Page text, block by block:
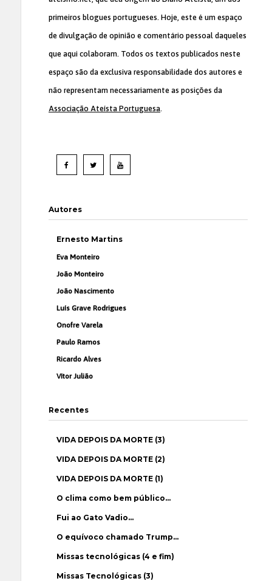
primeiros blogues portugueses. Hoje, este é um espaço
de divulgação de opinião e comentário pessoal daqueles
que aqui colaboram. Todos os textos publicados neste
espaço são da exclusiva responsabilidade dos autores e
não representam necessariamente as posições da
Associação Ateísta Portuguesa.
Autores
Ernesto Martins
Eva Monteiro
João Monteiro
João Nascimento
Luís Grave Rodrigues
Onofre Varela
Paulo Ramos
Ricardo Alves
Vítor Julião
Recentes
VIDA DEPOIS DA MORTE (3)
VIDA DEPOIS DA MORTE (2)
VIDA DEPOIS DA MORTE (1)
O clima como bem público…
Fui ao Gato Vadio…
O equívoco chamado Trump…
Missas tecnológicas (4 e fim)
Missas Tecnológicas (3)